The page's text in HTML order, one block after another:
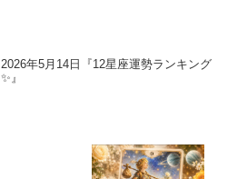
2026年5月14日『12星座運勢ランキング
✨』